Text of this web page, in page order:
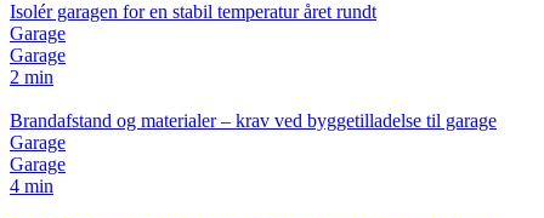
Isolér garagen for en stabil temperatur året rundt
Garage
Garage
2 min
Brandafstand og materialer – krav ved byggetilladelse til garage
Garage
Garage
4 min